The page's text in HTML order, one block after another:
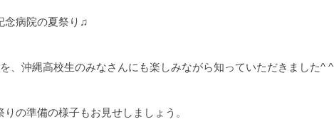
念病院の夏祭り♫
、沖縄高校生のみなさんにも楽しみながら知っていただきました^ ^
の準備の様子もお見せしましょう。